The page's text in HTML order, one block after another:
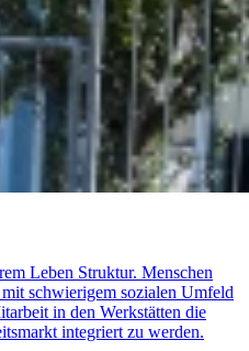
Leben Struktur. Menschen
schwierigem sozialen Umfeld
in den Werkstätten die
integriert zu werden.